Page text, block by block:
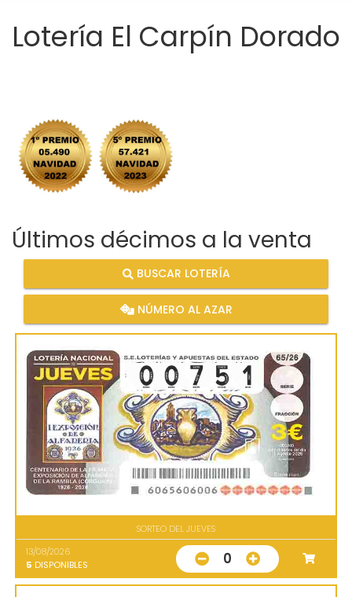
Lotería El Carpín Dorado
Últimos décimos a la venta
BUSCAR LOTERÍA
NÚMERO AL AZAR
SORTEO DEL JUEVES
13/08/2026
5 DISPONIBLES 0